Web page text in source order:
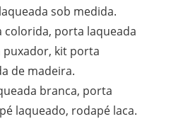
sob medida.
colorida, porta laqueada
kit porta
de madeira.
branca, porta
laqueado, rodapé laca.